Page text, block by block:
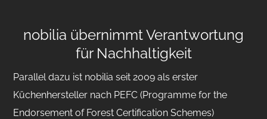
nobilia übernimmt Verantwortung
für Nachhaltigkeit
Parallel dazu ist nobilia seit 2009 als erster
Küchenhersteller nach PEFC (Programme for the
Endorsement of Forest Certification Schemes)